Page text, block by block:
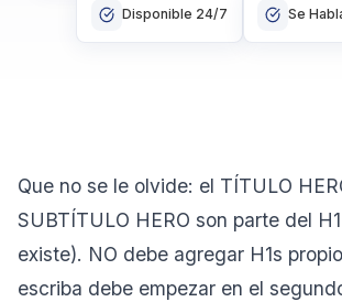
Disponible 24/7 Se
Que no se le olvide: el TÍTULO
SUBTÍTULO HERO son parte del
existe). NO debe agregar H1s
escriba debe empezar en el